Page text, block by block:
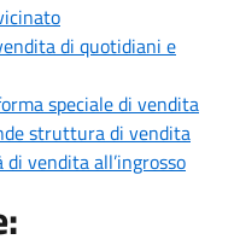
di quotidiani e
speciale di vendita
struttura di vendita
vendita all’ingrosso